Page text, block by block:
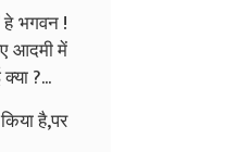
हे भगवन !
आदमी में
?...
है,पर